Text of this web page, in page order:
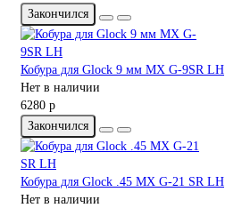
Закончился
Кобура для Glock 9 мм MX G-9SR LH
Нет в наличии
6280 р
Закончился
Кобура для Glock .45 MX G-21 SR LH
Нет в наличии